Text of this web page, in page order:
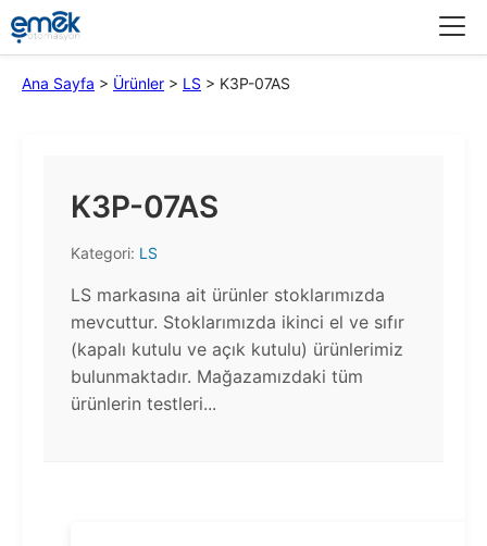
Ana Sayfa > Ürünler > LS > K3P-07AS
K3P-07AS
Kategori: LS
LS markasına ait ürünler stoklarımızda
mevcuttur. Stoklarımızda ikinci el ve sıfır
(kapalı kutulu ve açık kutulu) ürünlerimiz
bulunmaktadır.​ Mağazamızdaki tüm
ürünlerin testleri...